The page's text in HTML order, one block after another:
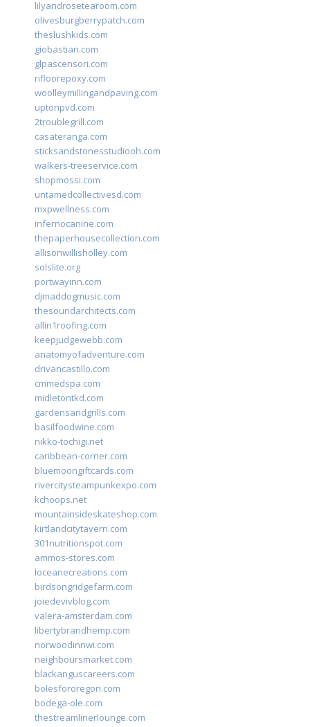
lilyandrosetearoom.com
olivesburgberrypatch.com
theslushkids.com
giobastian.com
glpascensori.com
rifloorepoxy.com
woolleymillingandpaving.com
uptonpvd.com
2troublegrill.com
casateranga.com
sticksandstonesstudiooh.com
walkers-treeservice.com
shopmossi.com
untamedcollectivesd.com
mxpwellness.com
infernocanine.com
thepaperhousecollection.com
allisonwillisholley.com
solslite.org
portwayinn.com
djmaddogmusic.com
thesoundarchitects.com
allin1roofing.com
keepjudgewebb.com
anatomyofadventure.com
drivancastillo.com
cmmedspa.com
midletontkd.com
gardensandgrills.com
basilfoodwine.com
nikko-tochigi.net
caribbean-corner.com
bluemoongiftcards.com
rivercitysteampunkexpo.com
kchoops.net
mountainsideskateshop.com
kirtlandcitytavern.com
301nutritionspot.com
ammos-stores.com
loceanecreations.com
birdsongridgefarm.com
joiedevivblog.com
valera-amsterdam.com
libertybrandhemp.com
norwoodinnwi.com
neighboursmarket.com
blackanguscareers.com
bolesfororegon.com
bodega-ole.com
thestreamlinerlounge.com